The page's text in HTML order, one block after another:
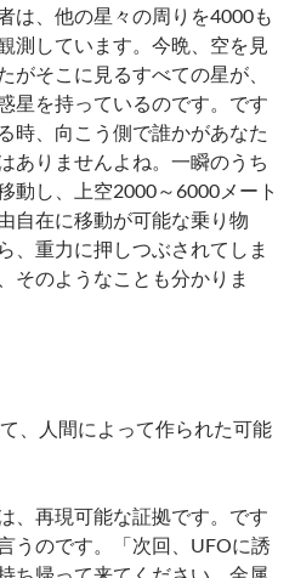
は、他の星々の周りを4000も
測しています。今晩、空を見
がそこに見るすべての星が、
星を持っているのです。です
時、向こう側で誰かがあなた
ありませんよね。一瞬のうち
動し、上空2000～6000メート
自在に移動が可能な乗り物
、重力に押しつぶされてしま
そのようなことも分かりま
、人間によって作られた可能
再現可能な証拠です。です
うのです。「次回、UFOに誘